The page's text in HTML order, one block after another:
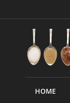
zum
HOME